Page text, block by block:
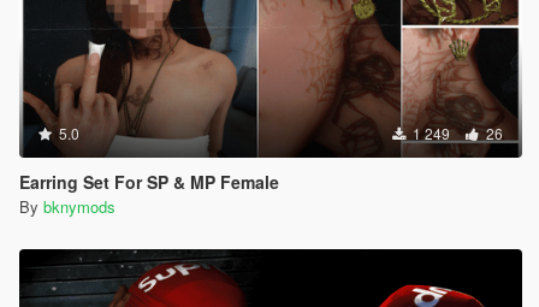
5.0 1 249 26
Earring Set For SP & MP Female
By bknymods